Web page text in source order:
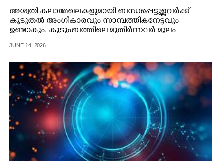
നടത്തുന്നവർക്ക് പുരോഗതി
അശ്വതി കലാമേഖലകളുമായി ബന്ധപ്പെട്ടുള്ളവർക്ക്
കൂടുതൽ അംഗീകാരവും സാമ്പത്തികനേട്ടവും
ഉണ്ടാകും. കുടുംബത്തിലെ മുതിർന്നവർ മൂലം
JUNE 14, 2026